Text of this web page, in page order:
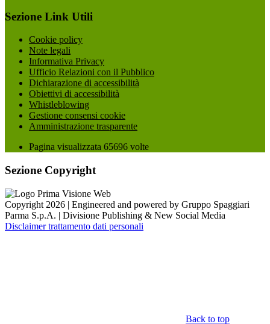
Sezione Link Utili
Cookie policy
Note legali
Informativa Privacy
Ufficio Relazioni con il Pubblico
Dichiarazione di accessibilità
Obiettivi di accessibilità
Whistleblowing
Gestione consensi cookie
Amministrazione trasparente
Pagina visualizzata 65696 volte
Sezione Copyright
Copyright 2026 | Engineered and powered by Gruppo Spaggiari
Parma S.p.A. | Divisione Publishing & New Social Media
Disclaimer trattamento dati personali
Back to top